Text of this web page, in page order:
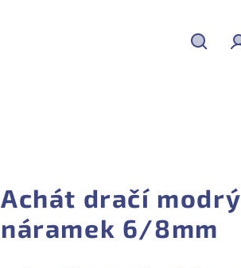
Achát dračí modrý
náramek 6/8mm